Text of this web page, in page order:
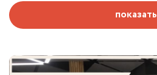
показать